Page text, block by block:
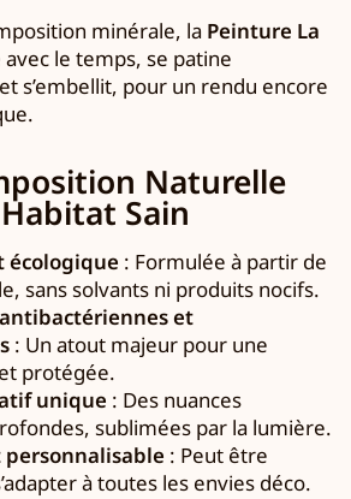
minérale, la Peinture La
le temps, se patine
s’embellit, pour un rendu encore
Naturelle
Sain
écologique : Formulée à partir de
sans solvants ni produits nocifs.
et
: Un atout majeur pour une
protégée.
unique : Des nuances
sublimées par la lumière.
personnalisable : Peut être
à toutes les envies déco.